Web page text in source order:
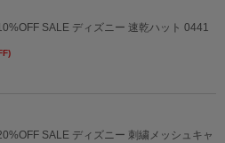
SALE ディズニー 速乾ハット 0441
SALE ディズニー 刺繍メッシュキャ